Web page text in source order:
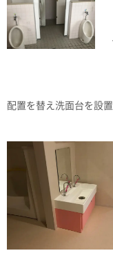
配置を替え洗面台を設置